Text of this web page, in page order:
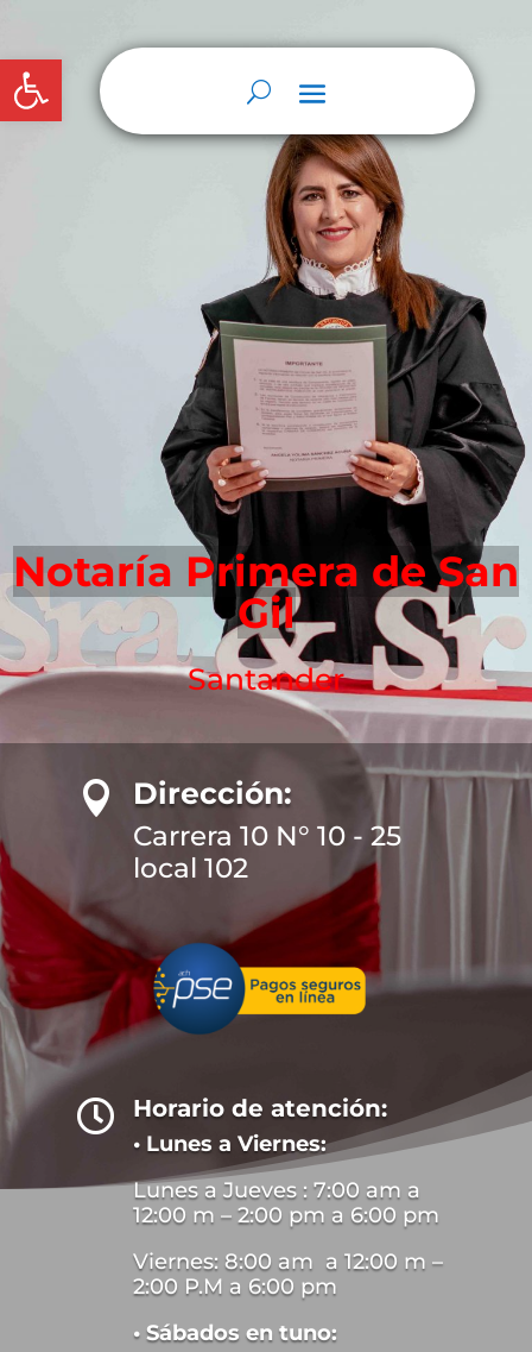
Abrir barra de herramientas
Notaría Primera de San
Gil
Santander
 Dirección:
Carrera 10 N° 10 - 25
local 102
 Horario de atención:
• Lunes a Viernes:
Lunes a Jueves : 7:00 am a
12:00 m – 2:00 pm a 6:00 pm
Viernes: 8:00 am a 12:00 m –
2:00 P.M a 6:00 pm
• Sábados en tuno: